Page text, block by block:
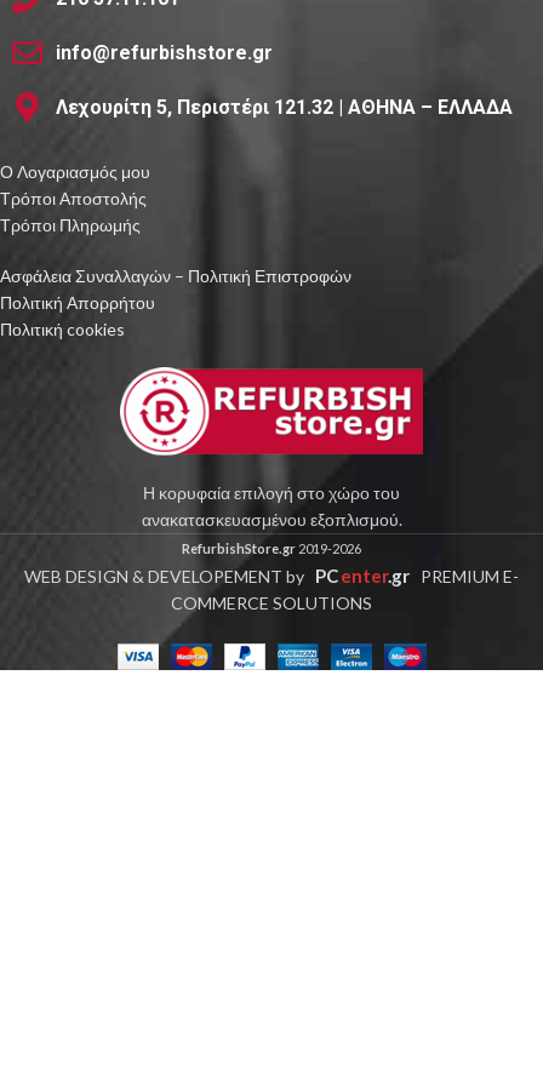
info@refurbishstore.gr
Λεχουρίτη 5, Περιστέρι 121.32 | ΑΘΗΝΑ – ΕΛΛΑΔΑ
Ο Λογαριασμός μου
Τρόποι Αποστολής
Τρόποι Πληρωμής
Ασφάλεια Συναλλαγών – Πολιτική Επιστροφών
Πολιτική Απορρήτου
Πολιτική cookies
Η κορυφαία επιλογή στο χώρο του
ανακατασκευασμένου εξοπλισμού.
RefurbishStore.gr 2019-2026
WEB DESIGN & DEVELOPEMENT by PCenter.gr PREMIUM E-
COMMERCE SOLUTIONS